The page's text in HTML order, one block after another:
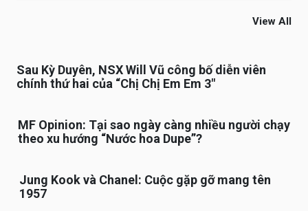
View All
Sau Kỳ Duyên, NSX Will Vũ công bố diễn viên
chính thứ hai của “Chị Chị Em Em 3″
MF Opinion: Tại sao ngày càng nhiều người chạy
theo xu hướng “Nước hoa Dupe”?
Jung Kook và Chanel: Cuộc gặp gỡ mang tên
1957